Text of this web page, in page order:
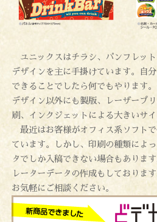
ユニックスはチラシ、パンフレッ
デザインを主に手掛けています。自
できることでしたら何でもやります。
デザイン以外にも製版、レーザープ
刷、インクジェットによる大きいサ
最近はお客様がオフィス系ソフト
ています。しかし、印刷の種類によ
タでしか入稿できない場合もありま
レーターデータの作成もしております
お気軽にご相談ください。